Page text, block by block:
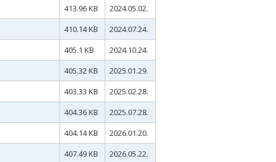
413.96 KB
2024.05.02.
410.14 KB
2024.07.24.
405.1 KB
2024.10.24.
405.32 KB
2025.01.29.
403.33 KB
2025.02.28.
404.36 KB
2025.07.28.
404.14 KB
2026.01.20.
407.49 KB
2026.05.22.